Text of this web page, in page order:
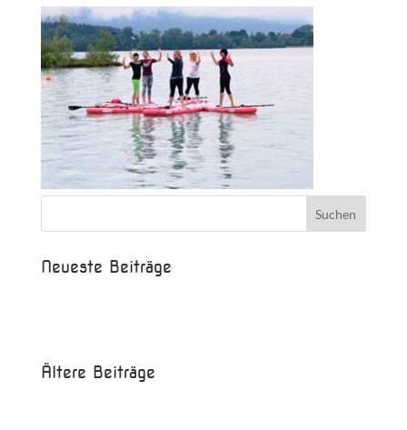
Neueste Beiträge
Ältere Beiträge